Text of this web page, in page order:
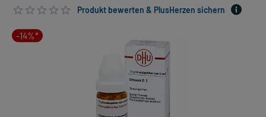
Produkt bewerten & PlusHerzen sichern
-14%*